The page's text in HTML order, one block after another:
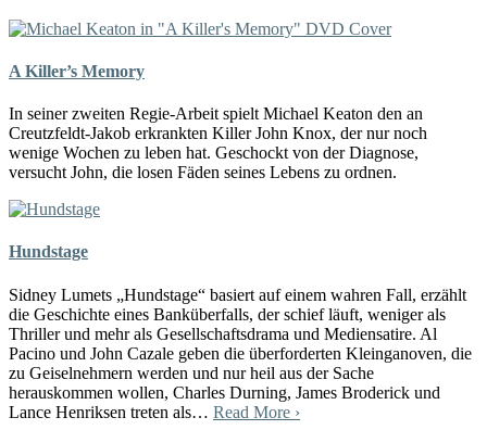
A Killer’s Memory
In seiner zweiten Regie-Arbeit spielt Michael Keaton den an
Creutzfeldt-Jakob erkrankten Killer John Knox, der nur noch
wenige Wochen zu leben hat. Geschockt von der Diagnose,
versucht John, die losen Fäden seines Lebens zu ordnen.
Hundstage
Sidney Lumets „Hundstage“ basiert auf einem wahren Fall, erzählt
die Geschichte eines Banküberfalls, der schief läuft, weniger als
Thriller und mehr als Gesellschaftsdrama und Mediensatire. Al
Pacino und John Cazale geben die überforderten Kleinganoven, die
zu Geiselnehmern werden und nur heil aus der Sache
herauskommen wollen, Charles Durning, James Broderick und
Lance Henriksen treten als… Read More ›